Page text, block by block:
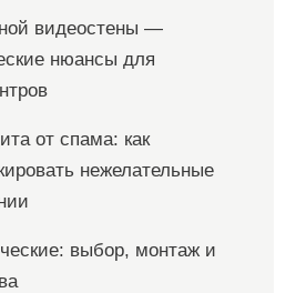
видеостены —
нюансы для
от спама: как
нежелательные
выбор, монтаж и